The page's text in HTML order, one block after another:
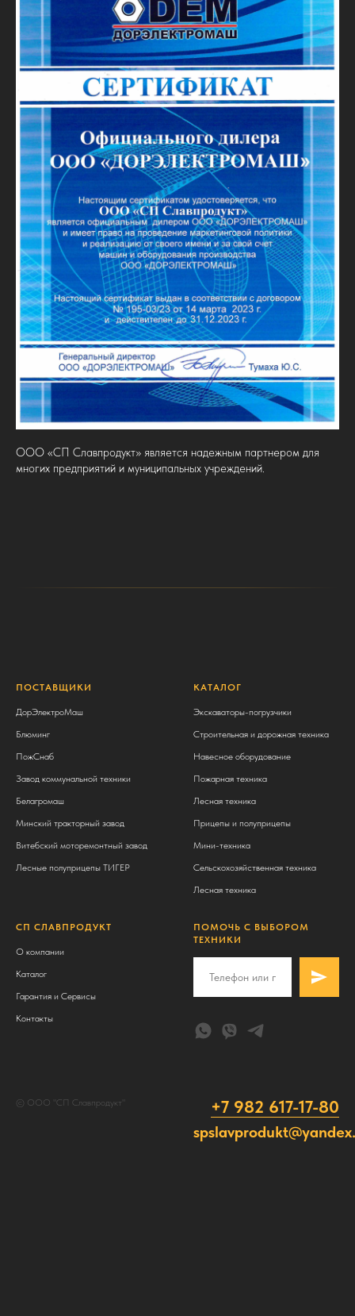
ООО «СП Славпродукт» является надежным партнером для
многих предприятий и муниципальных учреждений.
ПОСТАВЩИКИ
ДорЭлектроМаш
Блюминг
ПожСнаб
Завод коммунальной техники
Белагромаш
Минский тракторный завод
Витебский моторемонтный завод
Лесные полуприцепы ТИГЕР
КАТАЛОГ
Экскаваторы-погрузчики
Строительная и дорожная техника
Навесное оборудование
Пожарная техника
Лесная техника
Прицепы и полуприцепы
Мини-техника
Сельскохозяйственная техника
Лесная техника
СП СЛАВПРОДУКТ
О компании
Каталог
Гарантия и Сервисы
Контакты
ПОМОЧЬ С ВЫБОРОМ
ТЕХНИКИ
© ООО "СП Славпродукт" +7 982 617-17-80